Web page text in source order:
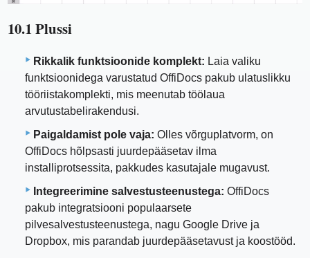
10.1 Plussi
Rikkalik funktsioonide komplekt: Laia valiku
funktsioonidega varustatud OffiDocs pakub ulatuslikku
tööriistakomplekti, mis meenutab töölaua
arvutustabelirakendusi.
Paigaldamist pole vaja: Olles võrguplatvorm, on
OffiDocs hõlpsasti juurdepääsetav ilma
installiprotsessita, pakkudes kasutajale mugavust.
Integreerimine salvestusteenustega: OffiDocs
pakub integratsiooni populaarsete
pilvesalvestusteenustega, nagu Google Drive ja
Dropbox, mis parandab juurdepääsetavust ja koostööd.